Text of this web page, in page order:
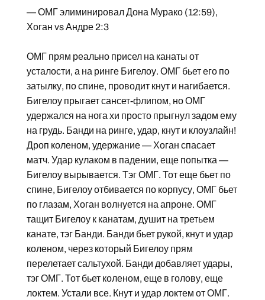
— ОМГ элиминировал Дона Мурако (12:59),
Хоган vs Андре 2:3
ОМГ прям реально присел на канаты от
усталости, а на ринге Бигелоу. ОМГ бьет его по
затылку, по спине, проводит кнут и нагибается.
Бигелоу прыгает сансет-флипом, но ОМГ
удержался на нога хи просто прыгнул задом ему
на грудь. Банди на ринге, удар, кнут и клоузлайн!
Дроп коленом, удержание — Хоган спасает
матч. Удар кулаком в падении, еще попытка —
Бигелоу вырывается. Тэг ОМГ. Тот еще бьет по
спине, Бигелоу отбивается по корпусу, ОМГ бьет
по глазам, Хоган волнуется на апроне. ОМГ
тащит Бигелоу к канатам, душит на третьем
канате, тэг Банди. Банди бьет рукой, кнут и удар
коленом, через который Бигелоу прям
перелетает сальтухой. Банди добавляет удары,
тэг ОМГ. Тот бьет коленом, еще в голову, еще
локтем. Устали все. Кнут и удар локтем от ОМГ.